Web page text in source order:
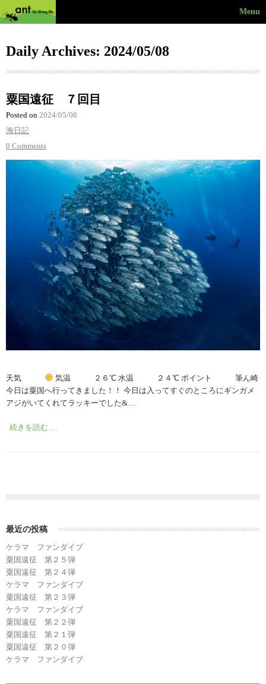
Menu
Daily Archives: 2024/05/08
粟国遠征 ７回目
Posted on 2024/05/08
海日記
0 Comments
天気
気温 ２６℃ 水温 ２４℃ ポイント 筆ん崎
今日は粟国へ行ってきました！！ 今日は入ってすぐのところにギンガメ
アジがいてくれてラッキーでした&…
続きを読む …
最近の投稿
ケラマ ファンダイブ
粟国遠征 第２５弾
粟国遠征 第２４弾
ケラマ ファンダイブ
粟国遠征 第２３弾
ケラマ ファンダイブ
粟国遠征 第２２弾
粟国遠征 第２１弾
粟国遠征 第２０弾
ケラマ ファンダイブ